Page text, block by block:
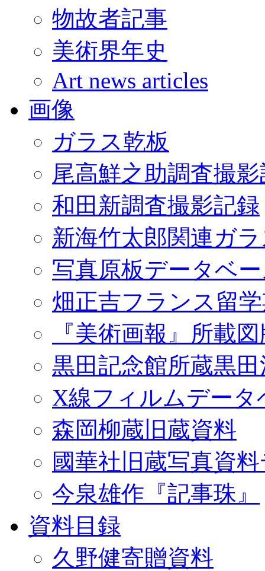
物故者記事
美術界年史
Art news articles
画像
ガラス乾板
尾高鮮之助調査撮
和田新調査撮影記録
新海竹太郎関連ガ
写真原板データベ
畑正吉フランス留
『美術画報』所載
黒田記念館所蔵黒
X線フィルムデータ
森岡柳蔵旧蔵資料
國華社旧蔵写真資
今泉雄作『記事珠』
資料目録
久野健寄贈資料